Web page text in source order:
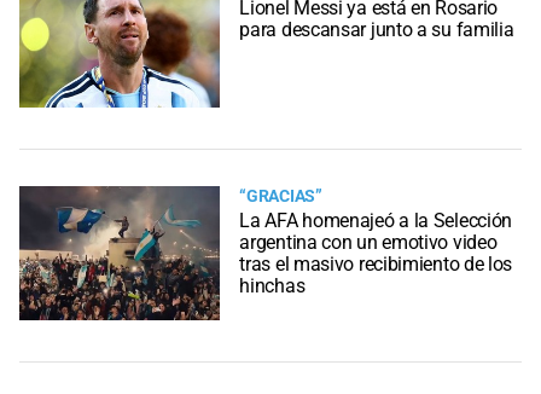
Lionel Messi ya está en Rosario
para descansar junto a su familia
“GRACIAS”
La AFA homenajeó a la Selección
argentina con un emotivo video
tras el masivo recibimiento de los
hinchas